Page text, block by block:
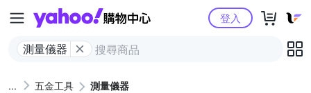
Yahoo購物中心
測量儀器
登入
五金工具 測量儀器